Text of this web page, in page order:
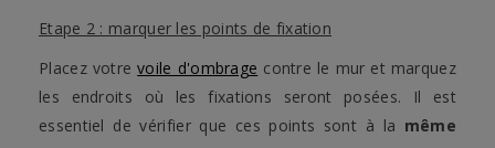
Etape 2 : marquer les points de fixation
Placez votrevoile d'ombrage contre le mur et marquez
les endroits où les fixations seront posées. Il est
essentiel de vérifier que ces points sont à la même